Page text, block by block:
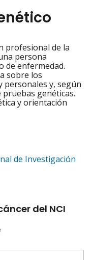
profesional de la
persona
de enfermedad.
sobre los
personales y, según
genéticas.
y orientación
de Investigación
del NCI